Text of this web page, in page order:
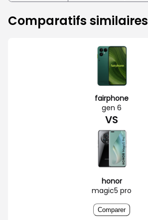
Comparatifs similaires
fairphone
gen 6
VS
honor
magic5 pro
Comparer